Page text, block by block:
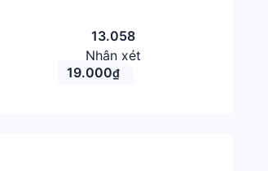
13.058
Nhận xét
19.000₫